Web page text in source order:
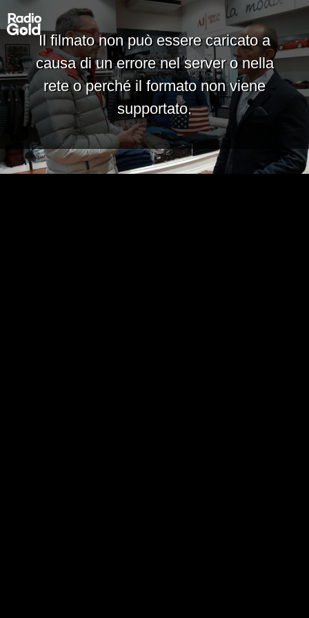
Il filmato non può essere caricato a
causa di un errore nel server o nella
rete o perché il formato non viene
supportato.